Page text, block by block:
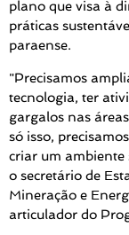
plano que visa à
práticas
paraense.
"Precisamos
tecnologia, ter
gargalos nas
só isso,
criar um ambiente
o secretário de
Mineração e
articulador do